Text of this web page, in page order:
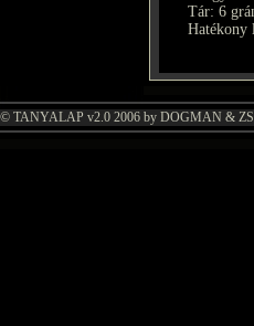
Tár: 6
Hatékony
© TANYALAP v2.0 2006 by DOGMAN &